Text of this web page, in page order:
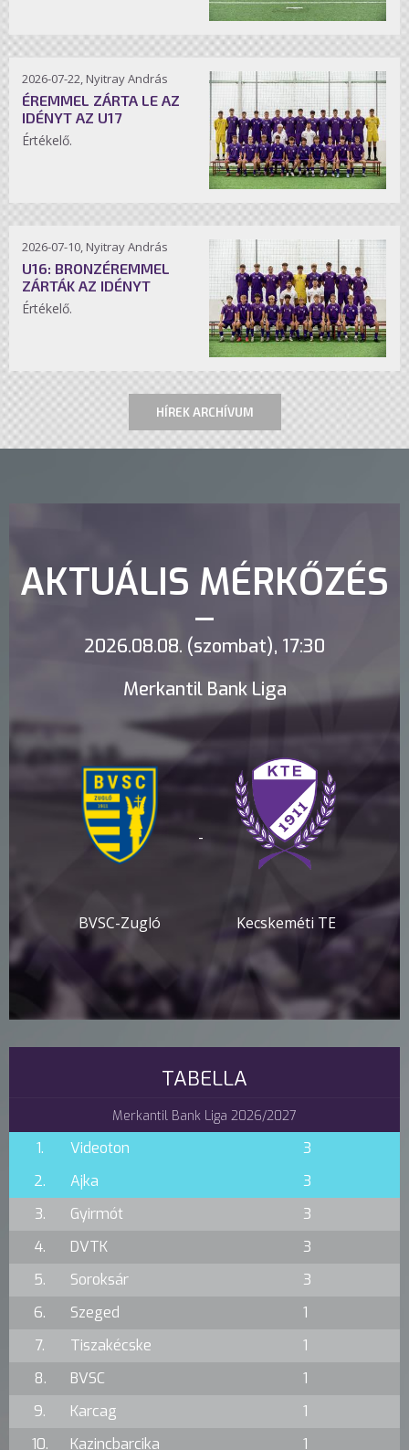
2026-07-22, Nyitray András
ÉREMMEL ZÁRTA LE AZ
IDÉNYT AZ U17
Értékelő.
2026-07-10, Nyitray András
U16: BRONZÉREMMEL
ZÁRTÁK AZ IDÉNYT
Értékelő.
HÍREK ARCHÍVUM
AKTUÁLIS MÉRKŐZÉS
2026.08.08. (szombat), 17:30
Merkantil Bank Liga
BVSC-Zugló
-
Kecskeméti TE
TABELLA
Merkantil Bank Liga 2026/2027
1. Videoton
3
2.
Ajka
3
3.
Gyirmót
3
4.
DVTK
3
5.
Soroksár
3
6.
Szeged
1
7.
Tiszakécske
1
8.
BVSC
1
9.
Karcag
1
10.
Kazincbarcika 1